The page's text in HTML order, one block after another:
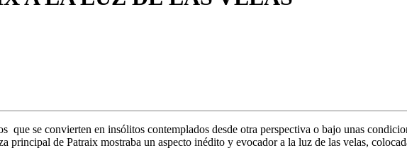
se convierten en insólitos contemplados desde otra perspectiva o bajo unas
principal de Patraix mostraba un aspecto inédito y evocador a la luz de las velas,